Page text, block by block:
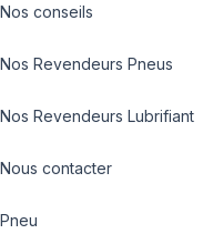
Nos conseils
Nos Revendeurs Pneus
Nos Revendeurs Lubrifiant
Nous contacter
Pneu